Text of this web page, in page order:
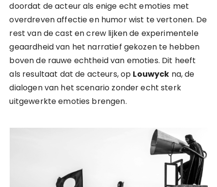
doordat de acteur als enige echt emoties met
overdreven affectie en humor wist te vertonen. De
rest van de cast en crew lijken de experimentele
geaardheid van het narratief gekozen te hebben
boven de rauwe echtheid van emoties. Dit heeft
als resultaat dat de acteurs, op Louwyck na, de
dialogen van het scenario zonder echt sterk
uitgewerkte emoties brengen.